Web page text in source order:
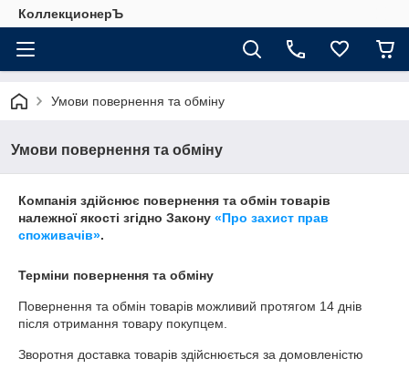
КоллекционерЪ
Умови повернення та обміну
Умови повернення та обміну
Компанія здійснює повернення та обмін товарів
належної якості згідно Закону «Про захист прав
споживачів».
Терміни повернення та обміну
Повернення та обмін товарів можливий протягом 14 днів
після отримання товару покупцем.
Зворотня доставка товарів здійснюється за домовленістю